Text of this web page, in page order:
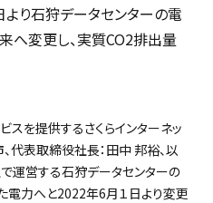
より石狩データセンターの電
へ変更し、実質CO2排出量
スを提供するさくらインターネッ
代表取締役社長：田中 邦裕、以
で運営する石狩データセンターの
電力へと2022年6月１日より変更